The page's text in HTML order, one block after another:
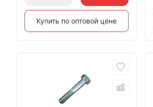
Купить по оптовой цене